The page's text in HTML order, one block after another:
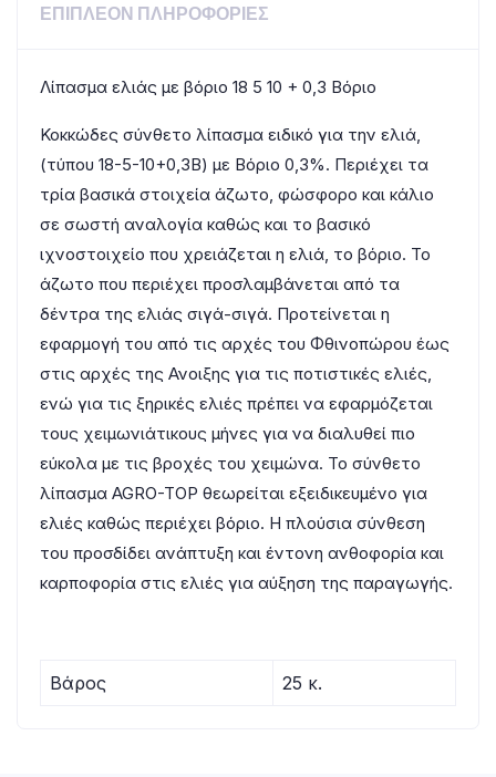
ΕΠΙΠΛΈΟΝ ΠΛΗΡΟΦΟΡΊΕΣ
Λίπασμα ελιάς με βόριο 18 5 10 + 0,3 Βόριο
Κοκκώδες σύνθετο λίπασμα ειδικό για την ελιά,
(τύπου 18-5-10+0,3Β) με Βόριο 0,3%. Περιέχει τα
τρία βασικά στοιχεία άζωτο, φώσφορο και κάλιο
σε σωστή αναλογία καθώς και το βασικό
ιχνοστοιχείο που χρειάζεται η ελιά, το βόριο. Το
άζωτο που περιέχει προσλαμβάνεται από τα
δέντρα της ελιάς σιγά-σιγά. Προτείνεται η
εφαρμογή του από τις αρχές του Φθινοπώρου έως
στις αρχές της Ανοιξης για τις ποτιστικές ελιές,
ενώ για τις ξηρικές ελιές πρέπει να εφαρμόζεται
τους χειμωνιάτικους μήνες για να διαλυθεί πιο
εύκολα με τις βροχές του χειμώνα. Το σύνθετο
λίπασμα AGRO-TOP θεωρείται εξειδικευμένο για
ελιές καθώς περιέχει βόριο. Η πλούσια σύνθεση
του προσδίδει ανάπτυξη και έντονη ανθοφορία και
καρποφορία στις ελιές για αύξηση της παραγωγής.
Βάρος 25 κ.